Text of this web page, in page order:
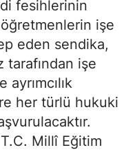
fesihlerinin
işe
eden sendika,
tarafından işe
her türlü hukuki
Millî Eğitim